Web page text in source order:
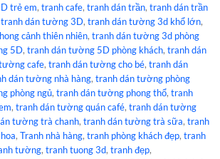
trẻ em, tranh cafe, tranh dán trần, tranh dán trần
tranh dán tường 3D, tranh dán tường 3d khổ lớn,
cảnh thiên nhiên, tranh dán tường 3d phòng
5D, tranh dán tường 5D phòng khách, tranh dán
cafe, tranh dán tường cho bé, tranh dán
dán tường nhà hàng, tranh dán tường phòng
phòng ngủ, tranh dán tường phong thổ, tranh
, tranh dán tường quán café, tranh dán tường
tường trà chanh, tranh dán tường trà sữa, tranh
, Tranh nhà hàng, tranh phòng khách đẹp, tranh
tường, tranh tuong 3d, tranh đẹp,